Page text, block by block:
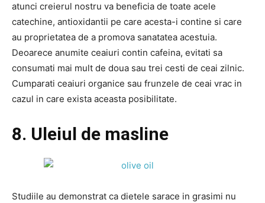
atunci creierul nostru va beneficia de toate acele
catechine, antioxidantii pe care acesta-i contine si care
au proprietatea de a promova sanatatea acestuia.
Deoarece anumite ceaiuri contin cafeina, evitati sa
consumati mai mult de doua sau trei cesti de ceai zilnic.
Cumparati ceaiuri organice sau frunzele de ceai vrac in
cazul in care exista aceasta posibilitate.
8. Uleiul de masline
Studiile au demonstrat ca dietele sarace in grasimi nu